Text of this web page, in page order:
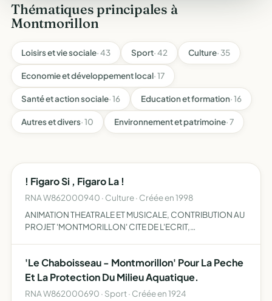
Thématiques principales à
Montmorillon
Loisirs et vie sociale· 43 Sport· 42 Culture· 35
Economie et développement local· 17
Santé et action sociale· 16 Education et formation· 16
Autres et divers· 10 Environnement et patrimoine· 7
! Figaro Si , Figaro La !
RNA W862000940 · Culture · Créée en 1998
ANIMATION THEATRALE ET MUSICALE, CONTRIBUTION AU
PROJET 'MONTMORILLON' CITE DE L'ECRIT,
CHARENTES
'Le Chaboisseau - Montmorillon' Pour La Peche
Et La Protection Du Milieu Aquatique.
RNA W862000690 · Sport · Créée en 1924